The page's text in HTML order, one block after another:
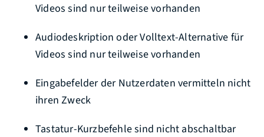
Videos sind nur teilweise vorhanden
Audiodeskription oder Volltext-Alternative für
Videos sind nur teilweise vorhanden
Eingabefelder der Nutzerdaten vermitteln nicht
ihren Zweck
Tastatur-Kurzbefehle sind nicht abschaltbar